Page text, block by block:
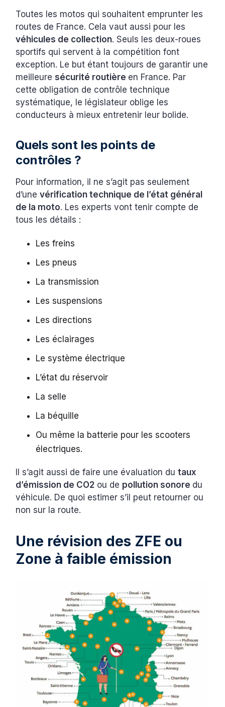
Toutes les motos qui souhaitent emprunter les
routes de France. Cela vaut aussi pour les
véhicules de collection. Seuls les deux-roues
sportifs qui servent à la compétition font
exception. Le but étant toujours de garantir une
meilleuresécurité routière en France. Par
cette obligation de contrôle technique
systématique, le législateur oblige les
conducteurs à mieux entretenir leur bolide.
Quels sont les points de
contrôles ?
Pour information, il ne s’agit pas seulement
d’unevérification technique de l’état général
de la moto. Les experts vont tenir compte de
tous les détails :
Les freins
Les pneus
La transmission
Les suspensions
Les directions
Les éclairages
Le système électrique
L’état du réservoir
La selle
La béquille
Ou même la batterie pour les scooters
électriques.
Il s’agit aussi de faire une évaluation dutaux
d’émission de CO2 ou de pollution sonore du
véhicule. De quoi estimer s’il peut retourner ou
non sur la route.
Une révision des ZFE ou
Zone à faible émission